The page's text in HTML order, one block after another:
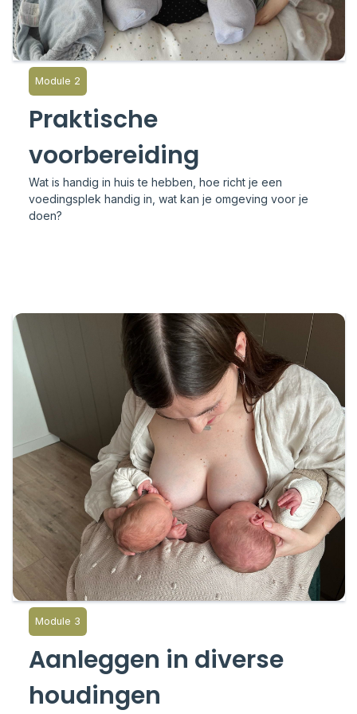
Module 2
Praktische
voorbereiding
Wat is handig in huis te hebben, hoe richt je een
voedingsplek handig in, wat kan je omgeving voor je
doen?
Module 3
Aanleggen in diverse
houdingen